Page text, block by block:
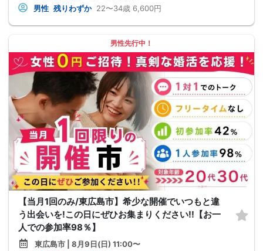
男性 残りわずか 22〜34歳 6,600円
男性先行中！
【当月1回のみ/東広島市】希少な開催でいつもと違
う出会いを!この日にぜひお集まりください!!【お一
人での参加率98％】
東広島市 | 8月9日(日) 11:00〜